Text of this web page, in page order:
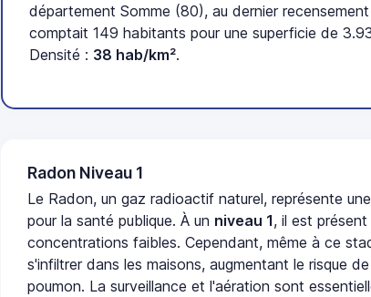
département Somme (80), au dernier
comptait 149 habitants pour une superficie de
Densité : 38 hab/km².
Radon Niveau 1
Le Radon, un gaz radioactif naturel, représente
pour la santé publique. À un niveau 1, il est
concentrations faibles. Cependant, même à ce
s'infiltrer dans les maisons, augmentant le risque
poumon. La surveillance et l'aération sont